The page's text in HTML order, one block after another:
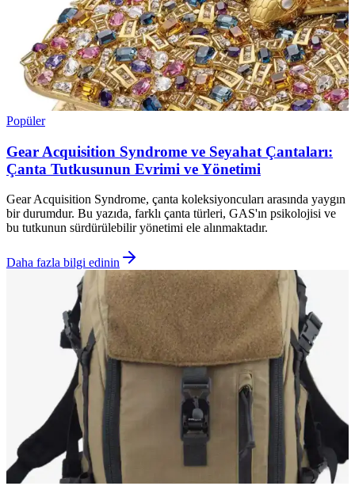
Popüler
Gear Acquisition Syndrome ve Seyahat Çantaları:
Çanta Tutkusunun Evrimi ve Yönetimi
Gear Acquisition Syndrome, çanta koleksiyoncuları arasında yaygın
bir durumdur. Bu yazıda, farklı çanta türleri, GAS'ın psikolojisi ve
bu tutkunun sürdürülebilir yönetimi ele alınmaktadır.
Daha fazla bilgi edinin